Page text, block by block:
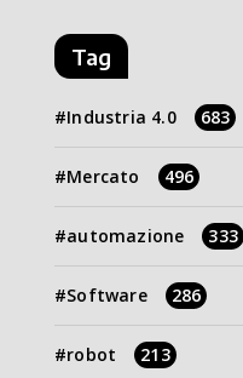
Tag
Industria 4.0 683
Mercato 496
automazione 333
Software 286
robot 213